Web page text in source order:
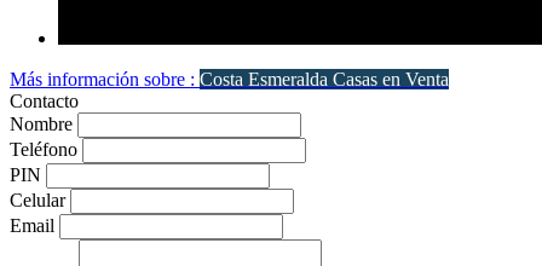
Más información sobre : Costa Esmeralda Casas en Venta
Contacto
Nombre
Teléfono
PIN
Celular
Email